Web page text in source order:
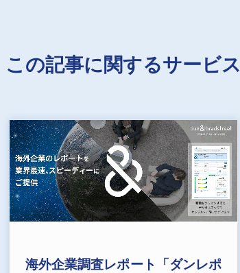
この記事に関するサービス
海外企業調査レポート「ダンレポ